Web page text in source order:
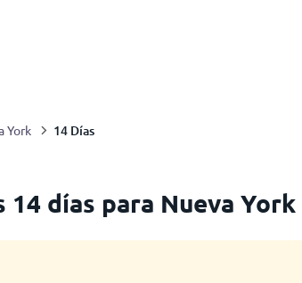
York 14 Días
días para Nueva York